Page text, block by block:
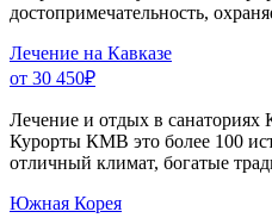
достопримечательность,
Лечение на Кавказе
от 30 450₽
Лечение и отдых в
Курорты КМВ это более 100
отличный климат, богатые
Южная Корея